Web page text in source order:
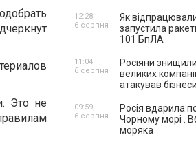
Это не
Як
запустила
101 БпЛА
12:28,
6 серпня
Росіяни
великих
атакував бізнеси
11:04,
6 серпня
Росія вдарила
Чорному морі .
моряка
09:59,
6 серпня